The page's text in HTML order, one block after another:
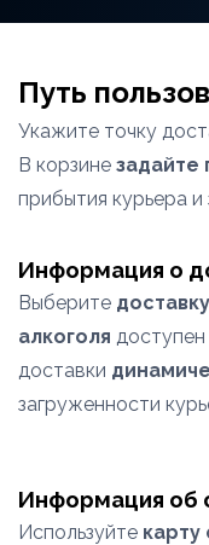
Путь
Укажите точку
В корзине задайте
прибытия курьера
Информация о
Выберите
алкоголя доступен
доставки
загруженности
Информация об
Используйте карту